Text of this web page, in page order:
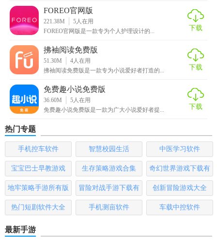
解。
【FOREO免费版玩法】
1. 注册并登录账号后，进行基本健康信息录入，以便应用更
好地为用户提供服务。
2. 在首页选择需要监测的健康指标，如心率、睡眠等，并开
启监测功能。
【FOREO免费版推荐】
如果你关注个人健康并希望通过科技手段进行科学管理，那
么FOREO免费版绝对是一个值得尝试的选择。它不仅提供了
全面的健康监测功能，还通过个性化的健康改善建议帮助你
习惯还是了解自身健康状况，这款应用都能为你提供有力的
FOREO官网版
221.38M 5人在用
FOREO官网版是一款专为个人护理设计的...
下载
拂袖阅读免费版
51.30M 4人在用
拂袖阅读免费版是一款专为小说爱好者打造的...
下载
免费趣小说免费版
36.60M 5人在用
免费趣小说免费版是一款为广大小说爱好者提...
下载
热门专题
手机控车软件 智慧校园生活 中医学习软件
宝宝巴士早教游戏 生存策略游戏合集
奇幻世界游戏下载有
哪些
地牢策略手游所有版
本
冒险对战手游下载有
哪些
创新冒险游戏大全
热门短剧软件大全 手机测亩软件 车载中控软件
最新手游